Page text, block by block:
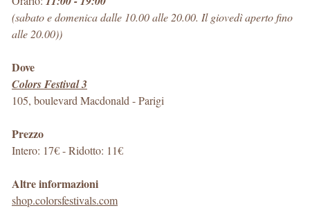
(sabato e domenica dalle 10.00 alle 20.00. Il giovedì aperto fino
alle 20.00))
Dove
Colors Festival 3
105, boulevard Macdonald -Parigi
Prezzo
Intero: 17€ - Ridotto: 11€
Altre informazioni
shop.colorsfestivals.com